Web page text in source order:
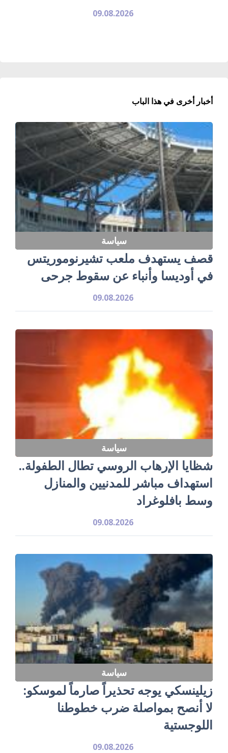
09.08.2026
أخبار أخرى في هذا الباب
سياسة
قصف يستهدف ملعب تشيرنوموريتس
في أوديسا وأنباء عن سقوط جرحى
09.08.2026
سياسة
شظايا الإرهاب الروسي تطال الطفولة..
استهداف مباشر للمدنيين والمنازل
وسط بافلوغراد
09.08.2026
سياسة
زيلينسكي يوجه تحذيراً صارماً لموسكو:
لا أنصح بمواصلة ضرب خطوطنا
اللوجستية
09.08.2026